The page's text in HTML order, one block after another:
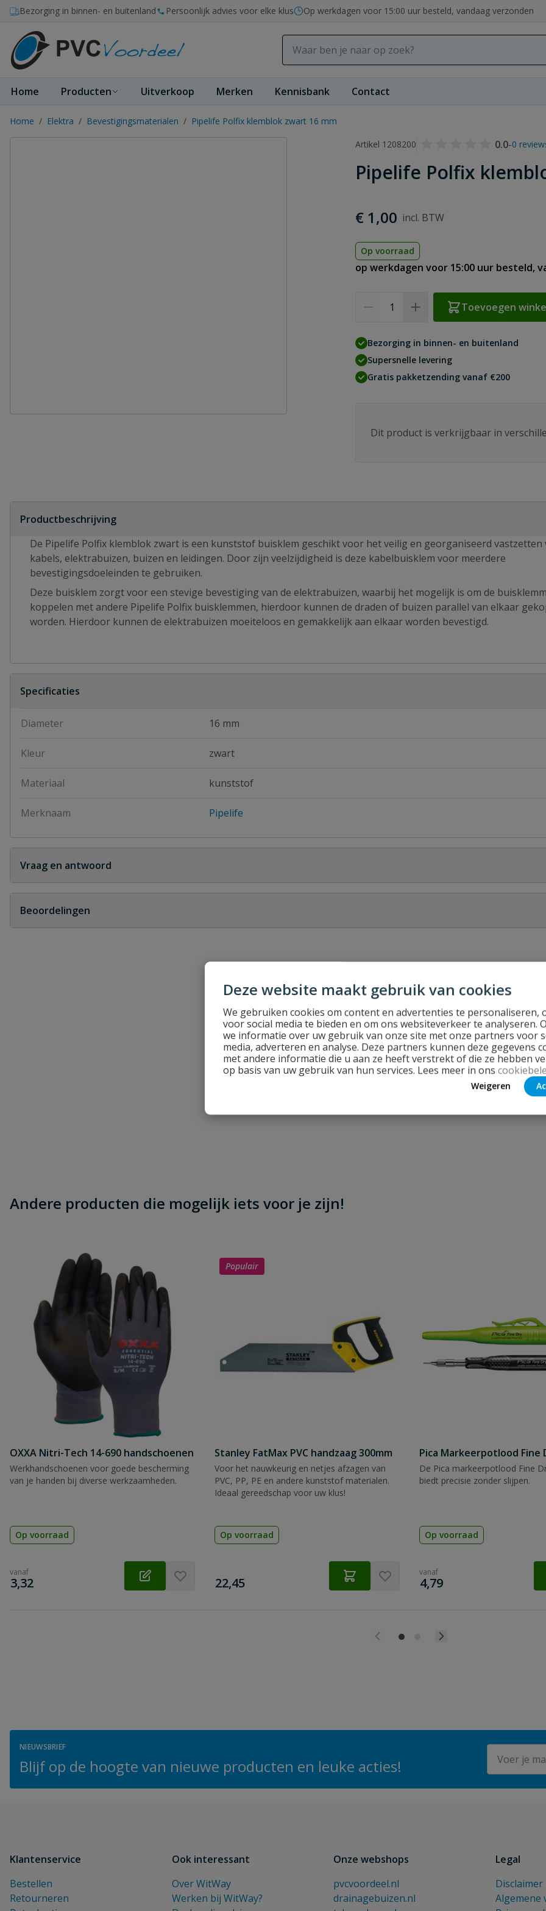
Deze website maakt gebruik van cookies
We gebruiken cookies om content en advertenties te personaliseren,
voor social media te bieden en om ons websiteverkeer te analyseren.
we informatie over uw gebruik van onze site met onze partners voor
media, adverteren en analyse. Deze partners kunnen deze gegevens
met andere informatie die u aan ze heeft verstrekt of die ze hebben
op basis van uw gebruik van hun services. Lees meer in ons
Weigeren
Ga naar de inhoud
Bezorging in binnen- en buitenland Persoonlijk advies voor elke klus Op werkdagen voor 15:00 uur besteld, vandaag verzonden
Home Producten Uitverkoop Merken Kennisbank Contact
Home / Elektra / Bevestigingsmaterialen / Pipelife Polfix klemblok zwart 16 mm
Artikel 1208200
0.0-0
Pipelife Polfix
€ 1,00
Op voorraad
op werkdagen voor 15:00 uur besteld,
Toevoegen
Bezorging in binnen- en buitenland
Supersnelle levering
Gratis pakketzending vanaf €200
Dit product is verkrijgbaar in
Productbeschrijving
De Pipelife Polfix klemblok zwart is een kunststof buisklem geschikt voor het veilig en georganiseerd vastzetten
kabels, elektrabuizen, buizen en leidingen. Door zijn veelzijdigheid is deze kabelbuisklem voor meerdere
bevestigingsdoeleinden te gebruiken.
Deze buisklem zorgt voor een stevige bevestiging van de elektrabuizen, waarbij het mogelijk is om de
koppelen met andere Pipelife Polfix buisklemmen, hierdoor kunnen de draden of buizen parallel van elkaar
worden. Hierdoor kunnen de elektrabuizen moeiteloos en gemakkelijk aan elkaar worden bevestigd.
Specificaties
Diameter 16 mm
Kleur zwart
Materiaal kunststof
Merknaam Pipelife
Vraag en antwoord
Geen vragen
Beoordelingen
Pipelife Polfix klemblok zwart 16 mm
Beoordeling versturen
Andere producten die mogelijk iets voor je zijn!
OXXA Nitri-Tech 14-690 handschoenen
Werkhandschoenen voor goede bescherming
van je handen bij diverse werkzaamheden.
Op voorraad
vanaf
€
3,32
Populair
Stanley FatMax PVC handzaag 300mm
Voor het nauwkeurig en netjes afzagen van
PVC, PP, PE en andere kunststof materialen.
Ideaal gereedschap voor uw klus!
Op voorraad
€
22,45
Pica Markeerpotlood Fine
De Pica markeerpotlood Fine
biedt precisie zonder slijpen.
Op voorraad
vanaf
€
4,79
NIEUWSBRIEF
Blijf op de hoogte van nieuwe producten en leuke acties!
Klantenservice
Bestellen
Retourneren
Ook interessant
Over WitWay
Werken bij WitWay?
Onze webshops
pvcvoordeel.nl
drainagebuizen.nl
Legal
Disclaimer
Algemene